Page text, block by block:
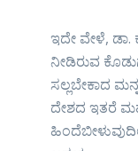
ಇದೇ ವೇಳೆ, ಡಾ.
ನೀಡಿರುವ
ಸಲ್ಲಬೇಕಾದ
ದೇಶದ ಇತರೆ